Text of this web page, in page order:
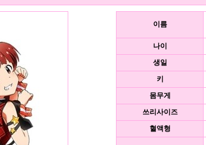
이름
나이
생일
키
몸무게
쓰리사이즈
혈액형